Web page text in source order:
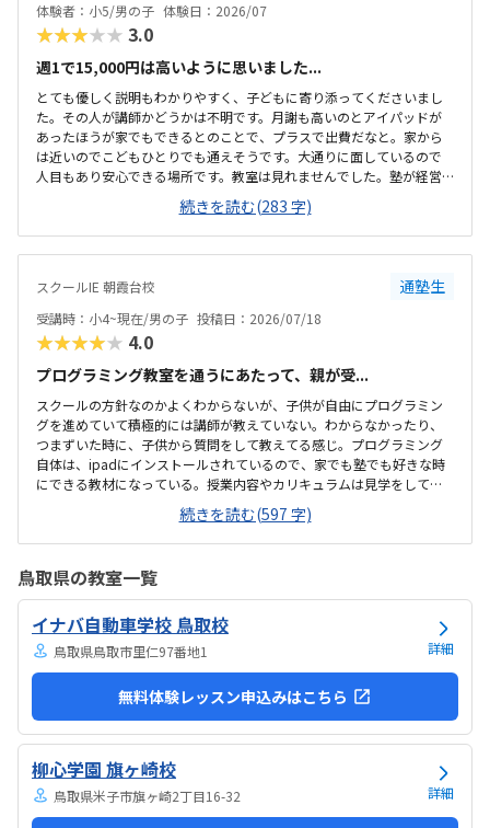
体験者：小5/男の子 体験日：2026/07
★★★★★ 3.0
週1で15,000円は高いように思いました...
とても優しく説明もわかりやすく、子どもに寄り添ってくださいまし
た。その人が講師かどうかは不明です。月謝も高いのとアイパッドが
あったほうが家でもできるとのことで、プラスで出費だなと。家から
は近いのでこどもひとりでも通えそうです。大通りに面しているので
人目もあり安心できる場所です。教室は見れませんでした。塾が経営
しているとのことで塾の方の教室は少し覗けました。建物自体が古い
感じでした。週1で15,000円は高いように思いました。もう少し回数を
増やしてもらうか、下げてもらえると助かります。説明してくれた方
はとても説明がわかりやすく、こどもに寄り添ってくださいました。
続きを読む(283 字)
スクールIE 朝霞台校 通塾生
受講時：小4~現在/男の子 投稿日：2026/07/18
★★★★★ 4.0
プログラミング教室を通うにあたって、親が受...
スクールの方針なのかよくわからないが、子供が自由にプログラミン
グを進めていて積極的には講師が教えていない。わからなかったり、
つまずいた時に、子供から質問をして教えてる感じ。プログラミング
自体は、ipadにインストールされているので、家でも塾でも好きな時
にできる教材になっている。授業内容やカリキュラムは見学をしてい
ないので子供の話だが、積極的に講師が教えていないみたい。月1回は
プログラミングで作ったものを発表すると聞いていたが、実施してな
いみたい。駅からは徒歩ですぐ来れる距離で、一本道だから迷うこと
は路上駐車になります。駐輪スペースはあるので子供一人でも近い人
なら行けると思います。奥の方まで覗いたことはないので詳しくはわ
からないが、入り口や教室の内装は奇麗だと思います。気軽に入りや
すい感じがします。ひとそれぞれになってしまい...
続きを読む(597 字)
鳥取県の教室一覧
イナバ自動車学校 鳥取校
鳥取県鳥取市里仁97番地1 詳細
無料体験レッスン申込みはこちら
柳心学園 旗ヶ崎校
鳥取県米子市旗ヶ崎2丁目16-32 詳細